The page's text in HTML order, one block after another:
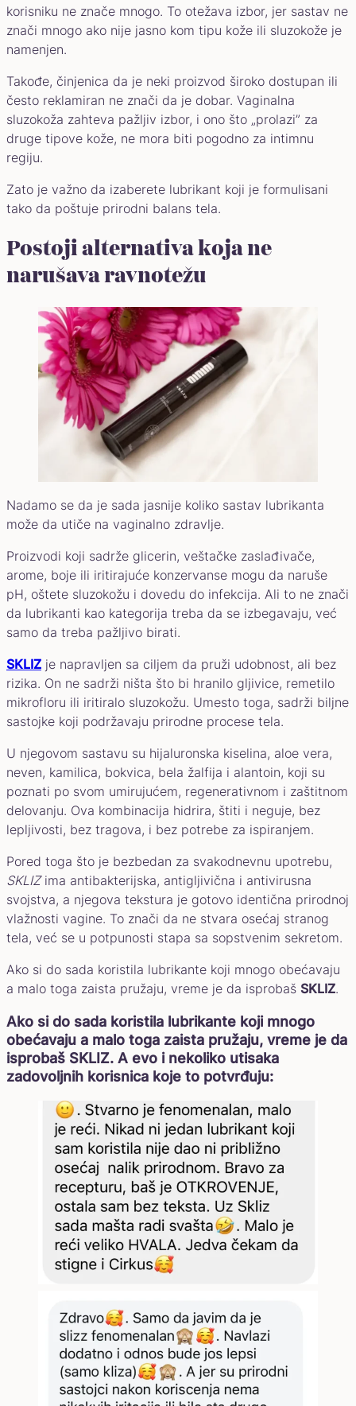
korisniku ne znače mnogo. To otežava izbor, jer sastav ne
znači mnogo ako nije jasno kom tipu kože ili sluzokože je
namenjen.
Takođe, činjenica da je neki proizvod široko dostupan ili
često reklamiran ne znači da je dobar. Vaginalna
sluzokoža zahteva pažljiv izbor, i ono što „prolazi” za
druge tipove kože, ne mora biti pogodno za intimnu
regiju.
Zato je važno da izaberete lubrikant koji je formulisani
tako da poštuje prirodni balans tela.
Postoji alternativa koja ne
narušava ravnotežu
Nadamo se da je sada jasnije koliko sastav lubrikanta
može da utiče na vaginalno zdravlje.
Proizvodi koji sadrže glicerin, veštačke zaslađivače,
arome, boje ili iritirajuće konzervanse mogu da naruše
pH, oštete sluzokožu i dovedu do infekcija. Ali to ne znači
da lubrikanti kao kategorija treba da se izbegavaju, već
samo da treba pažljivo birati.
SKLIZ je napravljen sa ciljem da pruži udobnost, ali bez
rizika. On ne sadrži ništa što bi hranilo gljivice, remetilo
mikrofloru ili iritiralo sluzokožu. Umesto toga, sadrži biljne
sastojke koji podržavaju prirodne procese tela.
U njegovom sastavu su hijaluronska kiselina, aloe vera,
neven, kamilica, bokvica, bela žalfija i alantoin, koji su
poznati po svom umirujućem, regenerativnom i zaštitnom
delovanju. Ova kombinacija hidrira, štiti i neguje, bez
lepljivosti, bez tragova, i bez potrebe za ispiranjem.
Pored toga što je bezbedan za svakodnevnu upotrebu,
SKLIZima antibakterijska, antigljivična i antivirusna
svojstva, a njegova tekstura je gotovo identična prirodnoj
vlažnosti vagine. To znači da ne stvara osećaj stranog
tela, već se u potpunosti stapa sa sopstvenim sekretom.
Ako si do sada koristila lubrikante koji mnogo obećavaju
a malo toga zaista pružaju, vreme je da isprobaš SKLIZ.
Ako si do sada koristila lubrikante koji mnogo
obećavaju a malo toga zaista pružaju, vreme je da
isprobaš SKLIZ. A evo i nekoliko utisaka
zadovoljnih korisnica koje to potvrđuju: